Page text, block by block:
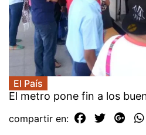
El País
El metro pone fin a los
compartir en: